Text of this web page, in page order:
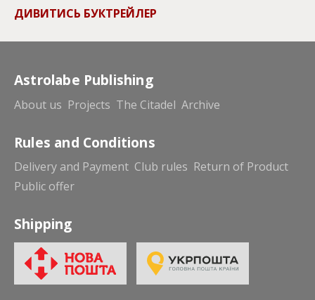
ДИВИТИСЬ БУКТРЕЙЛЕР
Astrolabe Publishing
About us Projects The Citadel Archive
Rules and Conditions
Delivery and Payment Club rules Return of Product
Public offer
Shipping